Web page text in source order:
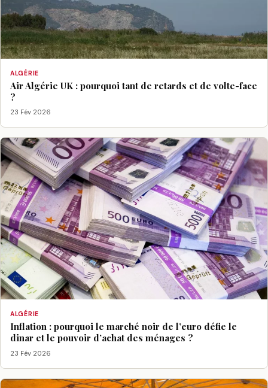
ALGÉRIE
Air Algérie UK : pourquoi tant de retards et de volte-face
?
23 Fév 2026
ALGÉRIE
Inflation : pourquoi le marché noir de l’euro défie le
dinar et le pouvoir d’achat des ménages ?
23 Fév 2026